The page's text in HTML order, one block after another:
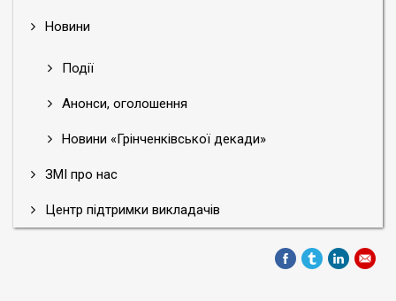
Новини
Події
Анонси, оголошення
Новини «Грінченківської декади»
ЗМІ про нас
Центр підтримки викладачів